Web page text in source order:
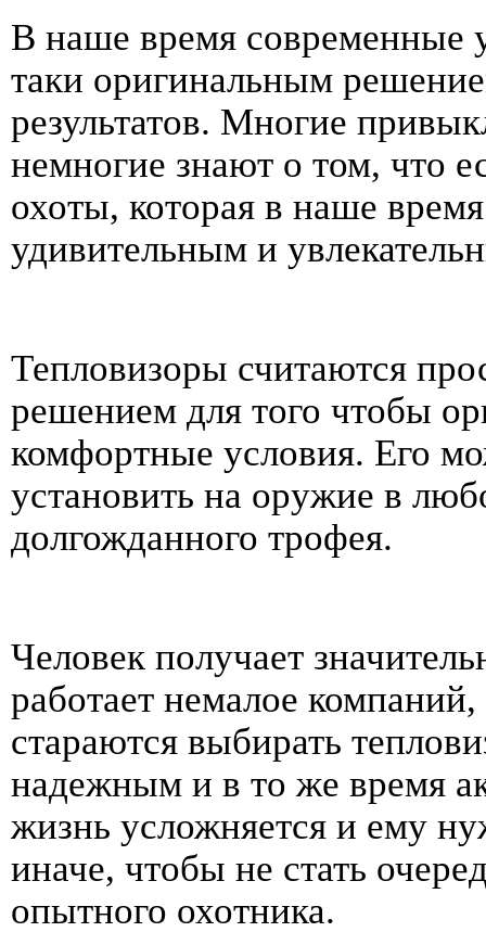
В наше время современные
таки оригинальным
результатов. Многие
немногие знают о том, что
охоты, которая в наше
удивительным и
Тепловизоры считаются
решением для того чтобы
комфортные условия. Его
установить на оружие в
долгожданного трофея.
Человек получает
работает немалое
стараются выбирать
надежным и в то же время
жизнь усложняется и ему
иначе, чтобы не стать
опытного охотника.